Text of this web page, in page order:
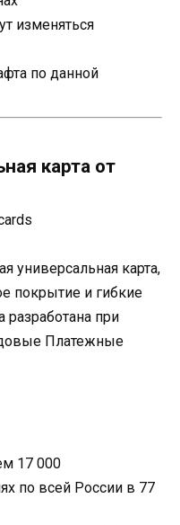
изменяться
по данной
карта от
универсальная карта,
покрытие и гибкие
разработана при
Платежные
17 000
по всей России в 77